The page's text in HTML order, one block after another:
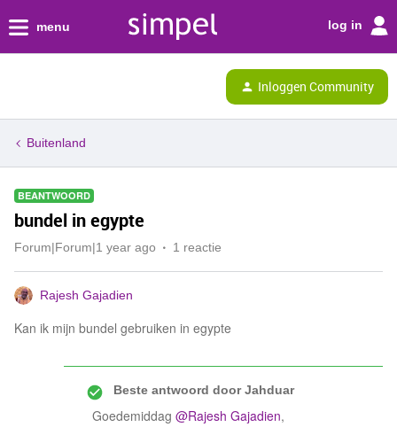
menu log in
Inloggen Community
Buitenland
BEANTWOORD
bundel in egypte
Forum|Forum|1 year ago 1 reactie
Rajesh Gajadien
Kan ik mijn bundel gebruiken in egypte
Beste antwoord doorJahduar
Goedemiddag ​ @Rajesh Gajadien,